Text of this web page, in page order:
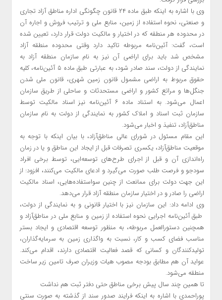
وی با اشاره به اینکه طبق ماده ۲۴ قانون چگونگی اداره مناطق آزاد تجاری
و صنعتی، نحوه استفاده از زمین، منابع ملی و ترتیب فروش و اجاره آن
در محدوده هر منطقه که در اختیار و مالکیت دولت قرار دارد، تعیین شده
است، گفت: آئین‌نامه مربوطه تاکید دارد وقتی محدوده منطقه آزاد
مشخص شد باید برای اراضی آن نیز به نام سازمان منطقه ‌آزاد به
نمایندگی از دولت، سند صادر شود، به عبارتی طبق ماده ۵ آئین‌نامه، کلیه
حقوق مربوط به اراضی مشمول قانون زمین شهری، قانون ملی شدن
جنگل‌ها و مراتع کشور و اراضی مستحدثات و ساحلی از طریق سازمان
اعمال می‌شود. به استناد ماده ۶ آئین‌نامه نیز اسناد مالکیت توسط
سازمان ثبت اسناد و املاک کشور به نمایندگی از دولت به نام سازمان
مناطق‌آزاد، تنفیذ و اخبار می‌شود.
این مقام مسئول در شورای عالی مناطق‌آزاد، با بیان اینکه با توجه به
موقعیت مناطق‌آزاد، یکسری تصرفات قبل از ایجاد این مناطق و یا در زمان
راه‌اندازی آن و قبل از اجرای طرح‌های توسعه‌ایی، توسط برخی افراد
سودجو و فرصت طلب صورت می‌گیرد و ادعای مالکیت می‌کنند، افزود: از
این جهت دولت برای ممانعت از چنین سواستفاده‌هایی، اسناد مالکیت
اراضی را صادر و در اختیار سازمان منطقه آزاد قرار می‌دهد.
وی ادامه داد: این سازمان نیز با اختیار قانونی و به نمایندگی از دولت،
طبق آئین‌نامه اجرایی نحوه استفاده از زمین و منابع ملی در مناطق‌آزاد و
همچنین دستورالعمل مربوطه، به منظور توسعه اقتصادی و ایجاد بستر
مناسب فضای کسب و کار، نسبت به واگذاری زمین به سرمایه‌گذاران،
تولیدکنندگان و کسانی که قصد فعالیت اقتصادی دارند، اقدام می‌کند.
عواید آن هم مطابق بودجه مصوب هیات وزیران صرف تامین زیر ساخت
منطقه می‌شود.
تا همین چند سال پیش برخی مناطق حتی دفتر ثبت هم نداشت
پوراحمدی با اشاره به اینکه فرایند صدور سند از گذشته به صورت سنتی